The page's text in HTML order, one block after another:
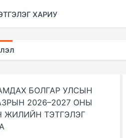
ХАРИУ
БОЛГАР УЛСЫН
2026–2027 ОНЫ
ЖИЛИЙН ТЭТГЭЛЭГ